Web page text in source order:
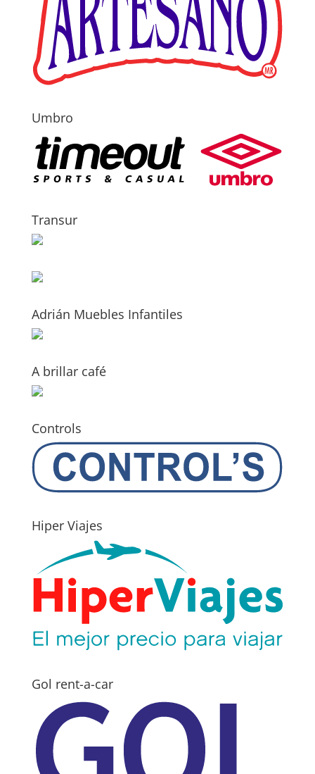
Umbro
Transur
Adrián Muebles Infantiles
A brillar café
Controls
Hiper Viajes
Gol rent-a-car